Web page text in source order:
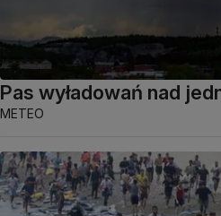
Pas wyładowań nad
METEO